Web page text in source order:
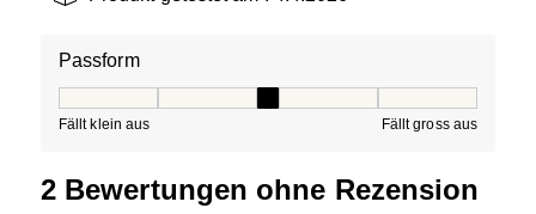
Passform
Fällt klein aus Fällt gross aus
2 Bewertungen ohne Rezension